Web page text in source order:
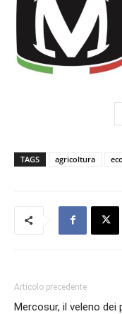
TAGS agricoltura
Articolo precedente
Mercosur, il veleno dei